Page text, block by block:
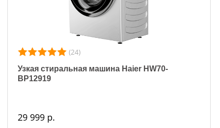
(24)
Узкая стиральная машина Haier HW70-
BP12919
29 999 р.